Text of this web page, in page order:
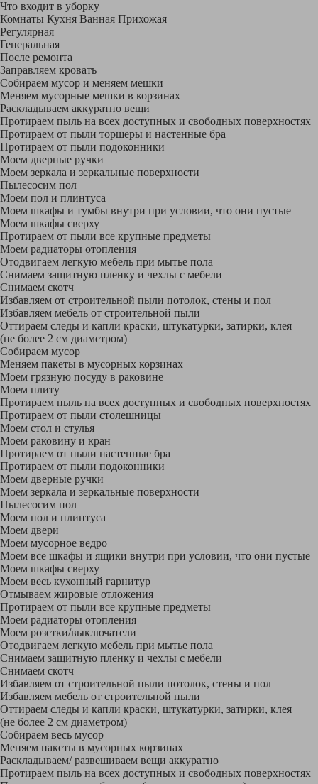
Что входит в уборку
Регу­лярная
Гене­ральная
После ремонта
Заправляем кровать
Собираем мусор и меняем мешки
Меняем мусорные мешки в корзинах
Раскладываем аккуратно вещи
Протираем пыль на всех доступных и свободных поверхностях
Протираем от пыли торшеры и настенные бра
Протираем от пыли подоконники
Моем дверные ручки
Моем зеркала и зеркальные поверхности
Пылесосим пол
Моем пол и плинтуса
Моем шкафы и тумбы внутри при условии, что они пустые
Моем шкафы сверху
Протираем от пыли все крупные предметы
Моем радиаторы отопления
Отодвигаем легкую мебель при мытье пола
Снимаем защитную пленку и чехлы с мебели
Снимаем скотч
Избавляем от строительной пыли потолок, стены и пол
Избавляем мебель от строительной пыли
Оттираем следы и капли краски, штукатурки, затирки, клея
(не более 2 см диаметром)
Собираем мусор
Меняем пакеты в мусорных корзинах
Моем грязную посуду в раковине
Моем плиту
Протираем пыль на всех доступных и свободных поверхностях
Протираем от пыли столешницы
Моем стол и стулья
Моем раковину и кран
Протираем от пыли настенные бра
Протираем от пыли подоконники
Моем дверные ручки
Моем зеркала и зеркальные поверхности
Пылесосим пол
Моем пол и плинтуса
Моем двери
Моем мусорное ведро
Моем все шкафы и ящики внутри при условии, что они пустые
Моем шкафы сверху
Моем весь кухонный гарнитур
Отмываем жировые отложения
Протираем от пыли все крупные предметы
Моем радиаторы отопления
Моем розетки/выключатели
Отодвигаем легкую мебель при мытье пола
Снимаем защитную пленку и чехлы с мебели
Снимаем скотч
Избавляем от строительной пыли потолок, стены и пол
Избавляем мебель от строительной пыли
Оттираем следы и капли краски, штукатурки, затирки, клея
(не более 2 см диаметром)
Собираем весь мусор
Меняем пакеты в мусорных корзинах
Раскладываем/ развешиваем вещи аккуратно
Протираем пыль на всех доступных и свободных поверхностях